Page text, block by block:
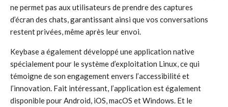
ne permet pas aux utilisateurs de prendre des captures
d’écran des chats, garantissant ainsi que vos conversations
restent privées, même après leur envoi.
Keybase a également développé une application native
spécialement pour le système d’exploitation Linux, ce qui
témoigne de son engagement envers l’accessibilité et
l’innovation. Fait intéressant, l’application est également
disponible pour Android, iOS, macOS et Windows. Et le